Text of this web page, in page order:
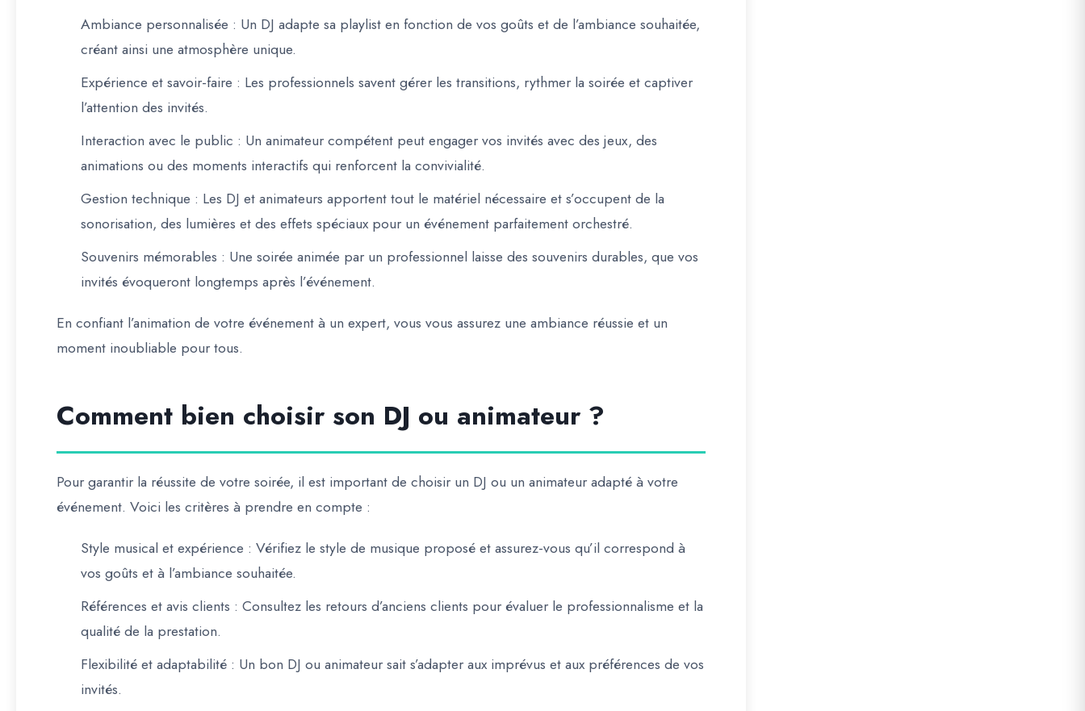
Ambiance personnalisée : Un DJ adapte sa playlist en fonction de vos goûts et de l’ambiance souhaitée,
créant ainsi une atmosphère unique.
Expérience et savoir-faire : Les professionnels savent gérer les transitions, rythmer la soirée et captiver
l’attention des invités.
Interaction avec le public : Un animateur compétent peut engager vos invités avec des jeux, des
animations ou des moments interactifs qui renforcent la convivialité.
Gestion technique : Les DJ et animateurs apportent tout le matériel nécessaire et s’occupent de la
sonorisation, des lumières et des effets spéciaux pour un événement parfaitement orchestré.
Souvenirs mémorables : Une soirée animée par un professionnel laisse des souvenirs durables, que vos
invités évoqueront longtemps après l’événement.
En confiant l’animation de votre événement à un expert, vous vous assurez une ambiance réussie et un
moment inoubliable pour tous.
Comment bien choisir son DJ ou animateur ?
Pour garantir la réussite de votre soirée, il est important de choisir un DJ ou un animateur adapté à votre
événement. Voici les critères à prendre en compte :
Style musical et expérience : Vérifiez le style de musique proposé et assurez-vous qu’il correspond à
vos goûts et à l’ambiance souhaitée.
Références et avis clients : Consultez les retours d’anciens clients pour évaluer le professionnalisme et la
qualité de la prestation.
Flexibilité et adaptabilité : Un bon DJ ou animateur sait s’adapter aux imprévus et aux préférences de vos
invités.